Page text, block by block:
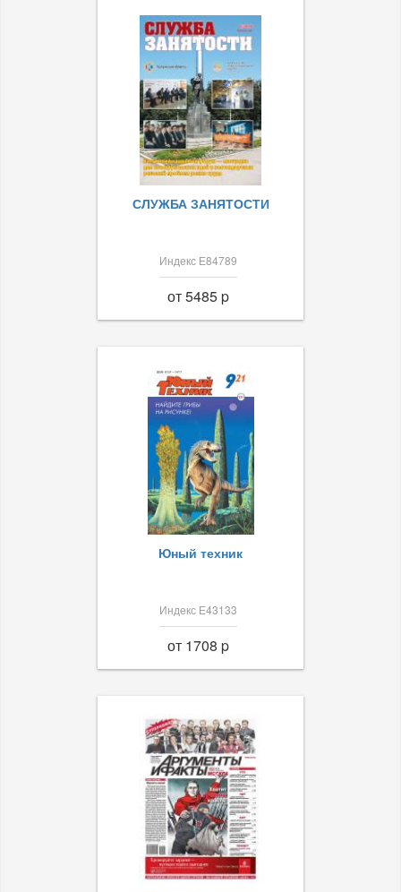
СЛУЖБА ЗАНЯТОСТИ
Индекс Е84789
от 5485 p
Юный техник
Индекс Е43133
от 1708 p